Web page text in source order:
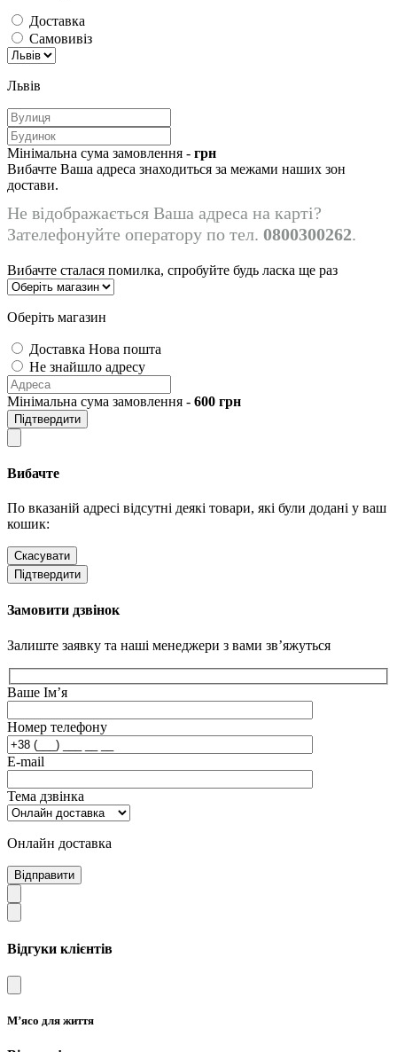
Доставка
Самовивіз
Львів
Мінімальна сума замовлення - грн
Вибачте Ваша адреса знаходиться за межами наших зон
достави.
Не відображається Ваша адреса на карті?
Зателефонуйте оператору по тел. 0800300262.
Вибачте сталася помилка, спробуйте будь ласка ще раз
Оберіть магазин
Доставка Нова пошта
Не знайшло адресу
Мінімальна сума замовлення - 600 грн
Підтвердити
Вибачте
По вказаній адресі відсутні деякі товари, які були додані у ваш
кошик:
Скасувати
Підтвердити
Замовити дзвінок
Залиште заявку та наші менеджери з вами зв’яжуться
Ваше Ім’я
Номер телефону
E-mail
Тема дзвінка
Онлайн доставка
Відправити
Відгуки клієнтів
М’ясо для життя